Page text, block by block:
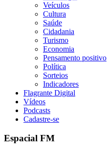
Veículos
Cultura
Saúde
Cidadania
Turismo
Economia
Pensamento positivo
Política
Sorteios
Indicadores
Flagrante Digital
Vídeos
Podcasts
Cadastre-se
Espacial FM